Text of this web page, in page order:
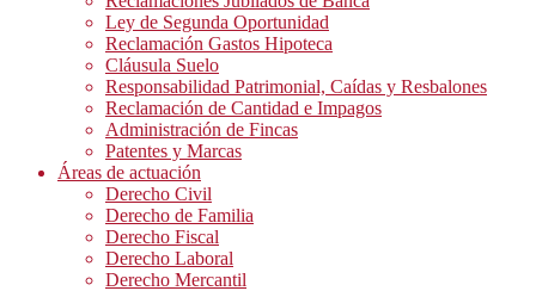
Ley de Segunda Oportunidad
Reclamación Gastos Hipoteca
Cláusula Suelo
Responsabilidad Patrimonial, Caídas y Resbalones
Reclamación de Cantidad e Impagos
Administración de Fincas
Patentes y Marcas
Áreas de actuación
Derecho Civil
Derecho de Familia
Derecho Fiscal
Derecho Laboral
Derecho Mercantil